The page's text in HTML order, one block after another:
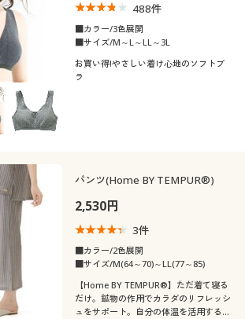
488件
■カラー/3色展開
■サイズ/M～L～LL～3L
お買い得!やさしい着け心地のソフトブ
ラ
パンツ(Home BY TEMPUR®)
2,530円
3件
■カラー/2色展開
■サイズ/M(64～70)～LL(77～85)
【Home BY TEMPUR®】ただ着て寝る
だけ。鉱物の作用でカラダのリフレッシ
ュをサポート。自分の体温を活用するの